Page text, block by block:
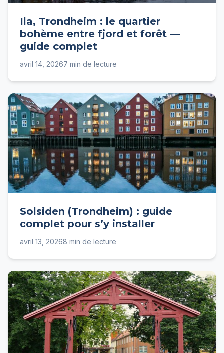
Ila, Trondheim : le quartier
bohème entre fjord et forêt —
guide complet
avril 14, 20267 min de lecture
Solsiden (Trondheim) : guide
complet pour s’y installer
avril 13, 20268 min de lecture